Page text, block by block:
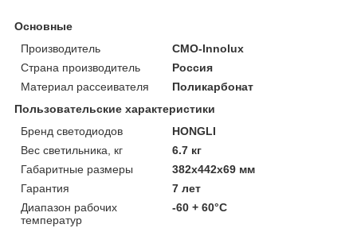
Основные
Производитель
CMO-Innolux
Страна производитель
Россия
Материал рассеивателя
Поликарбонат
Пользовательские характеристики
Бренд светодиодов
HONGLI
Вес светильника, кг
6.7 кг
Габаритные размеры
382х442х69 мм
Гарантия
7 лет
Диапазон рабочих
температур
-60 + 60°C